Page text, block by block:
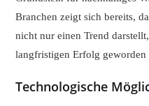
Branchen zeigt sich bereits,
nicht nur einen Trend
langfristigen Erfolg geworden
Technologische